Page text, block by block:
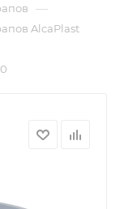
—
AlcaPlast